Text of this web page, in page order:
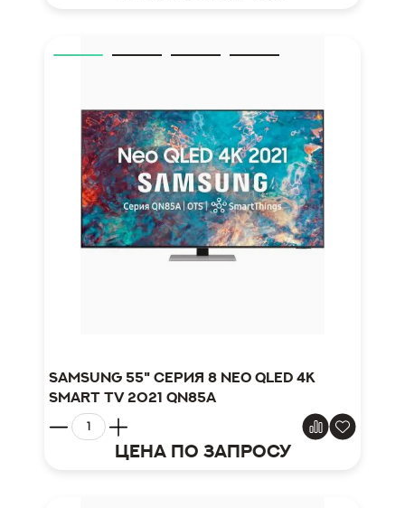
Samsung 55" серия 8 Neo QLED 4K
Smart TV 2021 QN85A
Цена по запросу